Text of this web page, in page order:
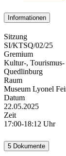
Informationen
Sitzung
SI/KTSQ/02/25
Gremium
Kultur-, Tourismus-
Quedlinburg
Raum
Museum Lyonel
Datum
22.05.2025
Zeit
17:00-18:12 Uhr
5 Dokumente